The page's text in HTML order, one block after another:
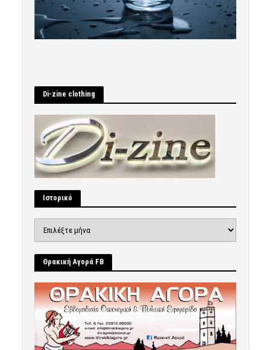
Di-zine clothing
Ιστορικό
Θρακική Αγορά FB